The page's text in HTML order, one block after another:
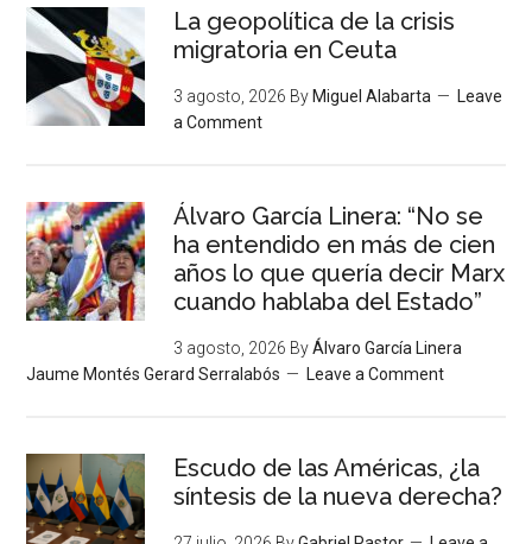
La geopolítica de la crisis
migratoria en Ceuta
3 agosto, 2026 By Miguel Alabarta
Leave
a Comment
Álvaro García Linera: “No se
ha entendido en más de cien
años lo que quería decir Marx
cuando hablaba del Estado”
3 agosto, 2026 ByÁlvaro García Linera
Jaume Montés Gerard Serralabós
Leave a Comment
Escudo de las Américas, ¿la
síntesis de la nueva derecha?